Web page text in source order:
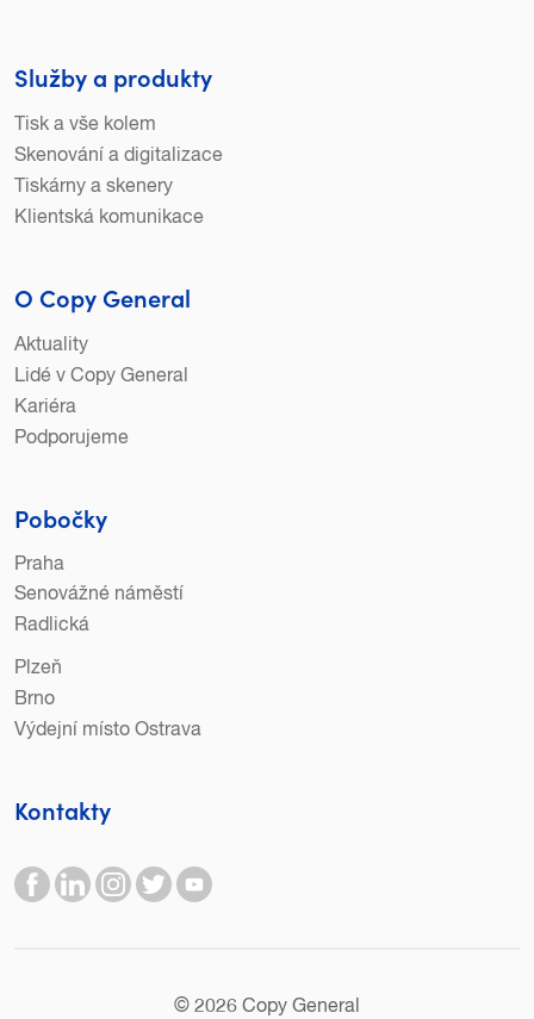
Služby a produkty
Tisk a vše kolem
Skenování a digitalizace
Tiskárny a skenery
Klientská komunikace
O Copy General
Aktuality
Lidé v Copy General
Kariéra
Podporujeme
Pobočky
Praha
Senovážné náměstí
Radlická
Plzeň
Brno
Výdejní místo Ostrava
Kontakty
© 2026 Copy General